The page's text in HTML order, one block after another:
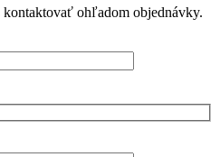
kontaktovať ohľadom objednávky.